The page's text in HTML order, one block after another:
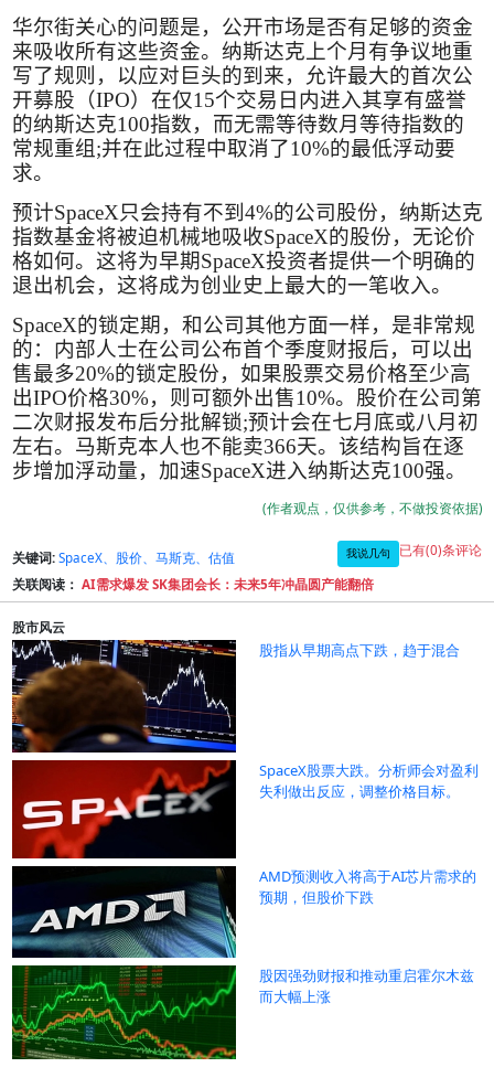
华尔街关心的问题是，公开市场是否有足够的资金
来吸收所有这些资金。纳斯达克上个月有争议地重
写了规则，以应对巨头的到来，允许最大的首次公
开募股（IPO）在仅15个交易日内进入其享有盛誉
的纳斯达克100指数，而无需等待数月等待指数的
常规重组 ;并在此过程中取消了10%的最低浮动要
求。
预计SpaceX只会持有不到 4%的公司股份，纳斯达克
指数基金将被迫机械地吸收SpaceX的股份，无论价
格如何。这将为早期SpaceX投资者提供一个明确的
退出机会，这将成为创业史上最大的一笔收入。
SpaceX的锁定期，和公司其他方面一样，是非常规
的：内部人士在公司公布首个季度财报后，可以出
售最多20%的锁定股份，如果股票交易价格至少高
出IPO价格30%，则可额外出售10%。股价在公司第
二次财报发布后分批解锁;预计会在七月底或八月初
左右。马斯克本人也不能卖366天。该结构旨在逐
步增加浮动量，加速SpaceX进入纳斯达克100强。
(作者观点，仅供参考，不做投资依据)
关键词: SpaceX、股价、马斯克、估值 我说几句 已有(0)条评论
关联阅读： AI需求爆发 SK集团会长：未来5年冲晶圆产能翻倍
股市风云
股指从早期高点下跌，趋于混合
SpaceX股票大跌。分析师会对盈利
失利做出反应，调整价格目标。
AMD预测收入将高于AI芯片需求的
预期，但股价下跌
股因强劲财报和推动重启霍尔木兹
而大幅上涨